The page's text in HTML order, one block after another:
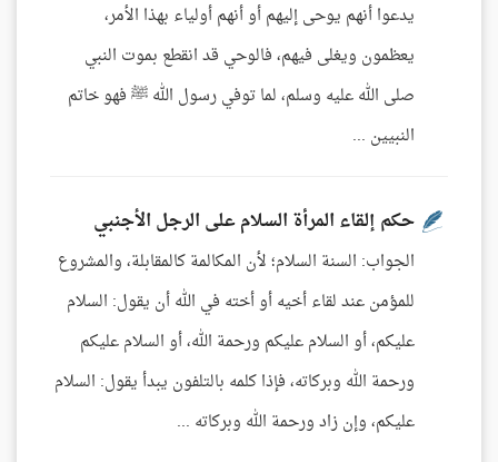
يدعوا أنهم يوحى إليهم أو أنهم أولياء بهذا الأمر،
يعظمون ويغلى فيهم، فالوحي قد انقطع بموت النبي
صلى الله عليه وسلم، لما توفي رسول الله ﷺ فهو خاتم
النبيين ...
حكم إلقاء المرأة السلام على الرجل الأجنبي
الجواب: السنة السلام؛ لأن المكالمة كالمقابلة، والمشروع
للمؤمن عند لقاء أخيه أو أخته في الله أن يقول: السلام
عليكم، أو السلام عليكم ورحمة الله، أو السلام عليكم
ورحمة الله وبركاته، فإذا كلمه بالتلفون يبدأ يقول: السلام
عليكم، وإن زاد ورحمة الله وبركاته ...